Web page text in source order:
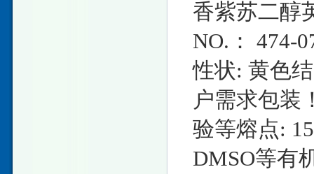
香紫苏二醇
NO.： 474-
性状: 黄色
户需求包装
验等熔点:
DMSO等有